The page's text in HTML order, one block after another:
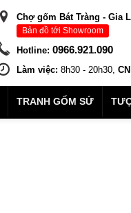
Chợ gốm Bát Tràng - Gia
Bản đồ tới Showroom
Hotline: 0966.921.090
Làm việc: 8h30 - 20h30,
TRANH GỐM SỨ